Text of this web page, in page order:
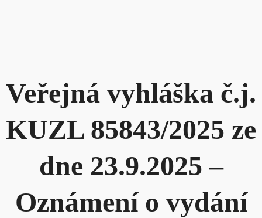
Veřejná vyhláška č.j.
KUZL 85843/2025 ze
dne 23.9.2025 –
Oznámení o vydání